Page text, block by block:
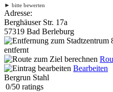
► bitte bewerten
Adresse:
Berghäuser Str. 17a
57319 Bad Berleburg
entfernt
Bearbeiten
Bergrun Stahl
0/50 ratings